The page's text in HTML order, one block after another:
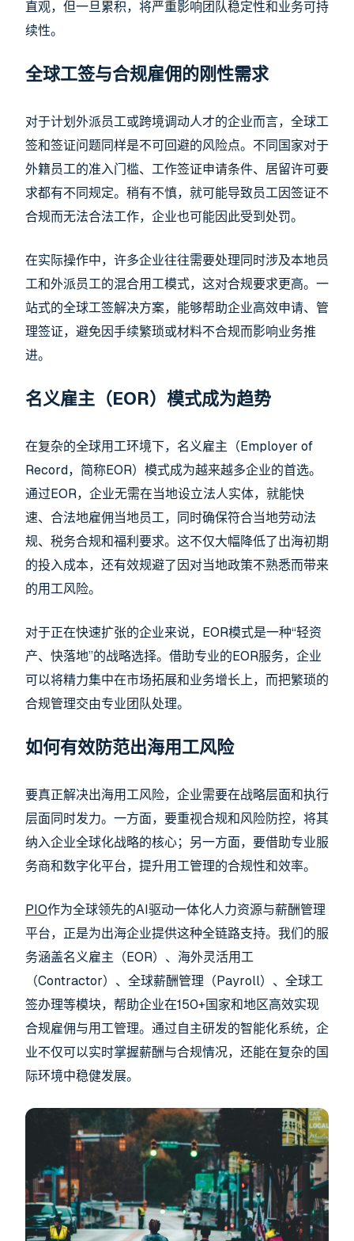
直观，但一旦累积，将严重影响团队稳定性和业务可持
续性。
全球工签与合规雇佣的刚性需求
对于计划外派员工或跨境调动人才的企业而言，全球工
签和签证问题同样是不可回避的风险点。不同国家对于
外籍员工的准入门槛、工作签证申请条件、居留许可要
求都有不同规定。稍有不慎，就可能导致员工因签证不
合规而无法合法工作，企业也可能因此受到处罚。
在实际操作中，许多企业往往需要处理同时涉及本地员
工和外派员工的混合用工模式，这对合规要求更高。一
站式的全球工签解决方案，能够帮助企业高效申请、管
理签证，避免因手续繁琐或材料不合规而影响业务推
进。
名义雇主（EOR）模式成为趋势
在复杂的全球用工环境下，名义雇主（Employer of
Record，简称EOR）模式成为越来越多企业的首选。
通过EOR，企业无需在当地设立法人实体，就能快
速、合法地雇佣当地员工，同时确保符合当地劳动法
规、税务合规和福利要求。这不仅大幅降低了出海初期
的投入成本，还有效规避了因对当地政策不熟悉而带来
的用工风险。
对于正在快速扩张的企业来说，EOR模式是一种“轻资
产、快落地”的战略选择。借助专业的EOR服务，企业
可以将精力集中在市场拓展和业务增长上，而把繁琐的
合规管理交由专业团队处理。
如何有效防范出海用工风险
要真正解决出海用工风险，企业需要在战略层面和执行
层面同时发力。一方面，要重视合规和风险防控，将其
纳入企业全球化战略的核心；另一方面，要借助专业服
务商和数字化平台，提升用工管理的合规性和效率。
PIO作为全球领先的AI驱动一体化人力资源与薪酬管理
平台，正是为出海企业提供这种全链路支持。我们的服
务涵盖名义雇主（EOR）、海外灵活用工
（Contractor）、全球薪酬管理（Payroll）、全球工
签办理等模块，帮助企业在150+国家和地区高效实现
合规雇佣与用工管理。通过自主研发的智能化系统，企
业不仅可以实时掌握薪酬与合规情况，还能在复杂的国
际环境中稳健发展。